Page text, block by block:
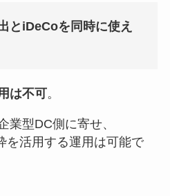
とiDeCoを同時に使え
は不可。
業型DC側に寄せ、
を活用する運用は可能で